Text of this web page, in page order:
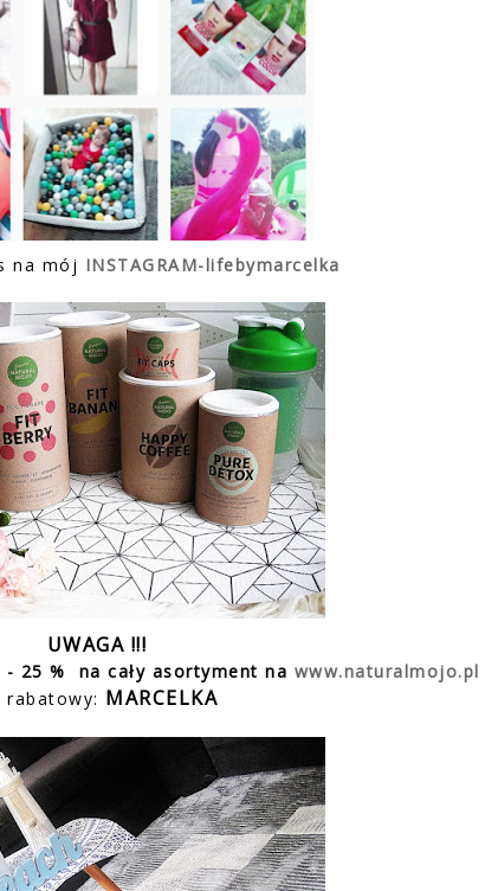
na mój INSTAGRAM-lifebymarcelka
UWAGA !!!
25 % na cały asortyment na www.naturalmojo.pl
rabatowy: MARCELKA